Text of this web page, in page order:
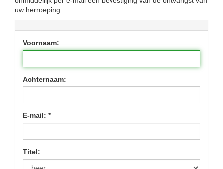
uw herroeping.
Voornaam:
Achternaam:
E-mail: *
Titel: